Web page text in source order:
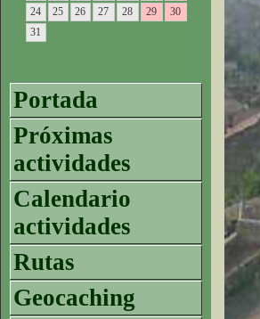
24
25 26 27 28 29
30
31
Portada
Próximas
actividades
Calendario
actividades
Rutas
Geocaching